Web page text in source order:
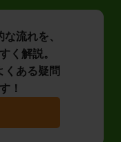
流れを、
く解説。
くある疑問
！